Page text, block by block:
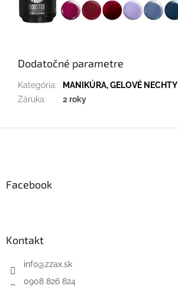
Dodatočné parametre
Kategória:
MANIKÚRA, GELOVÉ NECHTY
Záruka: 2 roky
Facebook
Kontakt
info@zzax.sk
0908 826 824